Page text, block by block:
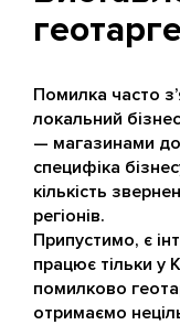
Помилка часто
локальний
— магазинами
специфіка
кількість
регіонів.
Припустимо, є
працює тільки у
помилково
отримаємо